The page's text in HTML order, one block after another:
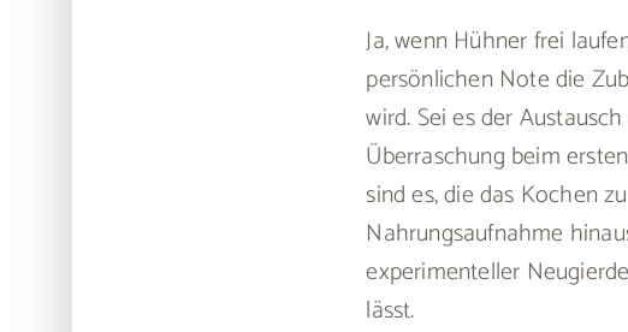
Ja, wenn Hühner frei
persönlichen Note die
wird. Sei es der
Überraschung beim
sind es, die das Kochen
Nahrungsaufnahme
experimenteller
lässt.